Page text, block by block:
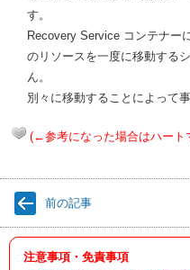
す。
Recovery Service コンテナー
のリソースを一度に移動する
ん。
別々に移動することによって
(←参考になった場合はハート
前の記事
注意事項・免責事項